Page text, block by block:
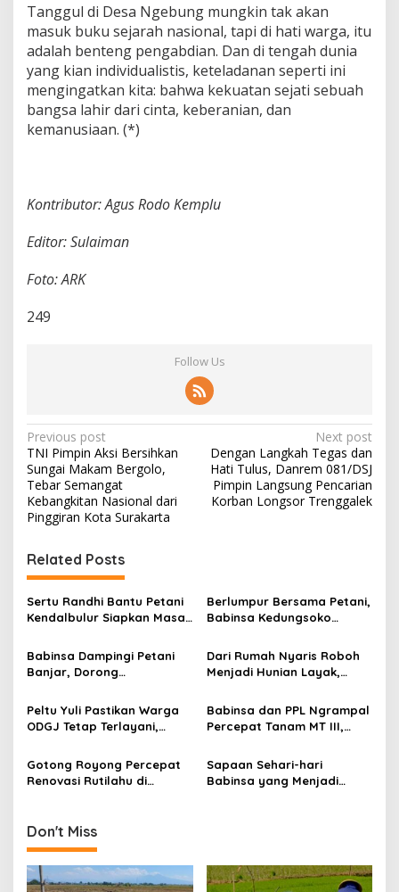
Tanggul di Desa Ngebung mungkin tak akan
masuk buku sejarah nasional, tapi di hati warga, itu
adalah benteng pengabdian. Dan di tengah dunia
yang kian individualistis, keteladanan seperti ini
mengingatkan kita: bahwa kekuatan sejati sebuah
bangsa lahir dari cinta, keberanian, dan
kemanusiaan. (*)
Kontributor: Agus Rodo Kemplu
Editor: Sulaiman
Foto: ARK
249
Follow Us
P
o
s
t
a
v
i
a
i
o
n
Previous post
TNI Pimpin Aksi Bersihkan
Sungai Makam Bergolo,
Tebar Semangat
Kebangkitan Nasional dari
Pinggiran Kota Surakarta
Next post
Dengan Langkah Tegas dan
Hati Tulus, Danrem 081/DSJ
Pimpin Langsung Pencarian
Korban Longsor Trenggalek
Related Posts
Sertu Randhi Bantu Petani
Kendalbulur Siapkan Masa
Berlumpur Bersama Petani,
Babinsa Kedungsoko
untuk Ketahanan Pangan
Babinsa Dampingi Petani
Banjar, Dorong
Ketahanan Pangan
Dari Rumah Nyaris Roboh
Menjadi Hunian Layak,
Wujudkan Harapan Ibu Feri
Peltu Yuli Pastikan Warga
ODGJ Tetap Terlayani,
Tengah Masyarakat
Babinsa dan PPL Ngrampal
Percepat Tanam MT III,
Tanam di Sragen
Gotong Royong Percepat
Renovasi Rutilahu di
Warga
Sapaan Sehari-hari
Babinsa yang Menjadi
Don't Miss